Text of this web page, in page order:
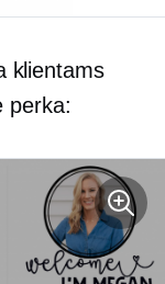
klientams
perka: